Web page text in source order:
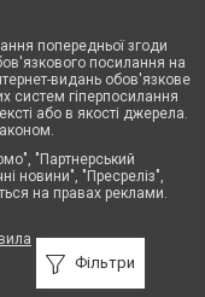
Фільтри
попередньої згоди
посилання на
видань обов'язкове
систем гіперпосилання
або в якості джерела.
"Партнерський
новини", "Пресреліз",
на правах реклами.